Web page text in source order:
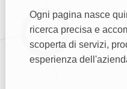
Ogni pagina nasce
ricerca precisa e
scoperta di servizi,
esperienza